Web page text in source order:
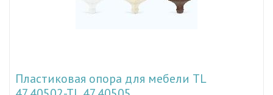
Пластиковая опора для мебели TL